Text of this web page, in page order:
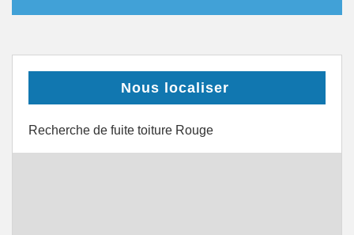
Nous localiser
Recherche de fuite toiture Rouge